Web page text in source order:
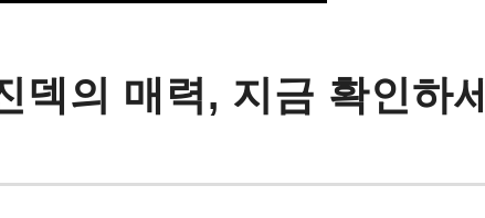
덱의 매력, 지금 확인하세